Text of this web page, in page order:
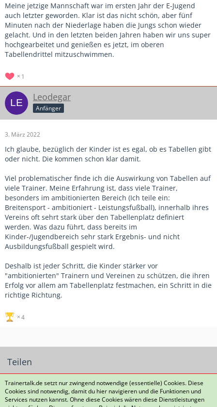
Meine jetzige Mannschaft war im ersten Jahr der E-Jugend
auch letzter geworden. Klar ist das nicht schön, aber fünf
Minuten nach der Niederlage haben die Jungs schon wieder
gelacht. Und in den letzten beiden Jahren haben wir uns super
hochgearbeitet und genießen es jetzt, im oberen
Tabellendrittel mitzuschwimmen.
1
Leodegar
Anfänger
3. März 2022
Ich glaube, bezüglich der Kinder ist es egal, ob es Tabellen gibt
oder nicht. Die kommen schon klar damit.
Viel problematischer finde ich die Auswirkung von Tabellen auf
viele Trainer. Meine Erfahrung ist, dass viele Trainer,
besonders im ambitionierten Bereich (Ich teile ein:
Breitensport - ambitioniert - Leistungsfußball), innerhalb ihres
Vereins oft sehrt stark über den Tabellenplatz definiert
werden. Was dazu führt, dass bereits im
Kinder-/Jugendbereich sehr stark Ergebnis- und nicht
Ausbildungsfußball gespielt wird.
Deshalb ist jeder Schritt, die Kinder stärker vor
"ambitionierten" Trainern und Vereinen zu schützen, die ihren
Erfolg vor allem am Tabellenplatz festmachen, ein Schritt in die
richtige Richtung.
4
Teilen
Trainertalk.de setzt nur zwingend notwendige (essentielle) Cookies. Diese
Cookies sind notwendig, damit du hier navigieren und die Funktionen und
Services nutzen kannst. Ohne diese Cookies wären diese Dienstleistungen